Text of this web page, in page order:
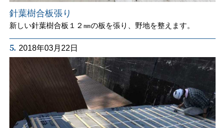
針葉樹合板張り
新しい針葉樹合板１２㎜の板を張り、野地を整えます。
5. 2018年03月22日